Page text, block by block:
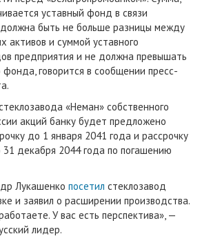
уставный фонд в связи
должна быть не больше разницы между
активов и суммой уставного
предприятия и не должна превышать
фонда, говорится в сообщении пресс-
«Неман» собственного
акций банку будет предложено
до 1 января 2041 года и рассрочку
31 декабря 2044 года по погашению
Лукашенко посетил стеклозавод
и заявил о расширении производства.
У вас есть перспектива», —
лидер.